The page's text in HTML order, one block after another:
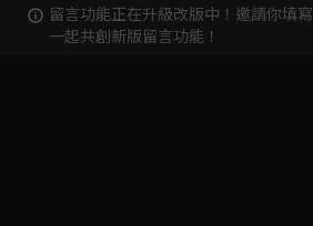
留言功能正在升級改版中！邀請你填寫
一起共創新版留言功能！